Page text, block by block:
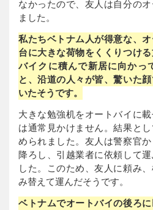
なかったので、友人は自分の
ました。
私たちベトナム人が得意な、
台に大きな荷物をくくりつけ
バイクに積んで新居に向かっ
と、沿道の人々が皆、驚いた
いたそうです。
大きな勉強机をオートバイに
は通常見かけません。結果と
められました。友人は警察官
降ろし、引越業者に依頼して
した。このため、友人に頼み
み替えて運んだそうです。
ベトナムでオートバイの後ろ